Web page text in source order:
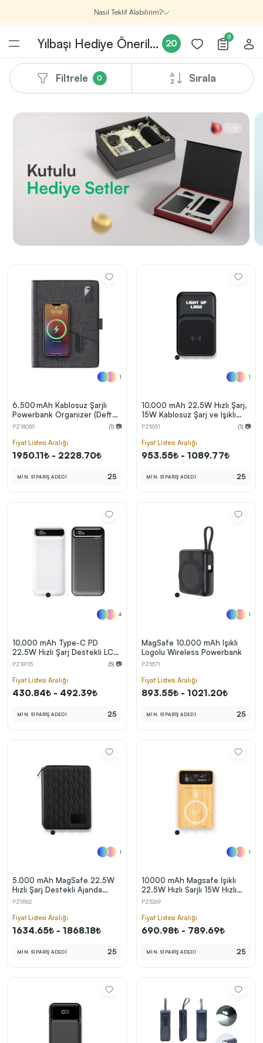
Nasıl Teklif Alabilirim?
Şirketin için ihtiyacın olan farklı kategorilerde
binlerce kaliteli ve yenilikçi ürünü, seçkin marka ve
üretici firma garantisi ile Promozone’da
Renk, Baskı ve Adet
Seçimini Yap!
2
Promosyon ürününü özelleştirmek için renk, baskı
En Uygun Fiyatlarla
Teklif Al!
Markan için hayal ettiğin ürünü, en uygun fiyatlarla
Promozone’da bulduktan sonra, uzman ekibimiz
sadece sitemiz üzerinden teklif almanı bekliyor.
Sonraki Adıma İlerle
Yılbaşı Hediye Önerileri 20
0
Filtrele 0 Sırala
1 / 5
1
6.500 mAh Kablosuz Şarjlı
Powerbank Organizer (Defter
+ 16 GB USB Bellek)
PZ18055 (1) 📷
Fiyat Listesi Aralığı
1950.11₺ - 2228.70₺
MİN. SİPARİŞ ADEDİ 25
1
10.000 mAh 22.5W Hızlı Şarj,
15W Kablosuz Şarj ve Işıklı
Logo Powerbank
PZ5551 (1) 📷
Fiyat Listesi Aralığı
953.55₺ - 1089.77₺
MİN. SİPARİŞ ADEDİ 25
4
10.000 mAh Type-C PD
22.5W Hızlı Şarj Destekli LCD
Ekranlı Powerbank
PZ18115 (5) 📷
Fiyat Listesi Aralığı
430.84₺ - 492.39₺
MİN. SİPARİŞ ADEDİ 25
1
MagSafe 10.000 mAh Işıklı
Logolu Wireless Powerbank
PZ5571
Fiyat Listesi Aralığı
893.55₺ - 1021.20₺
MİN. SİPARİŞ ADEDİ 25
1
5.000 mAh MagSafe 22.5W
Hızlı Şarj Destekli Ajanda
Powerbank
PZ5562
Fiyat Listesi Aralığı
1634.65₺ - 1868.18₺
MİN. SİPARİŞ ADEDİ 25
1
10000 mAh Magsafe Işıklı
22.5W Hızlı Sarjlı 15W Hızlı
Wireless Bambu Powerbank
PZ5269
Fiyat Listesi Aralığı
690.98₺ - 789.69₺
MİN. SİPARİŞ ADEDİ 25